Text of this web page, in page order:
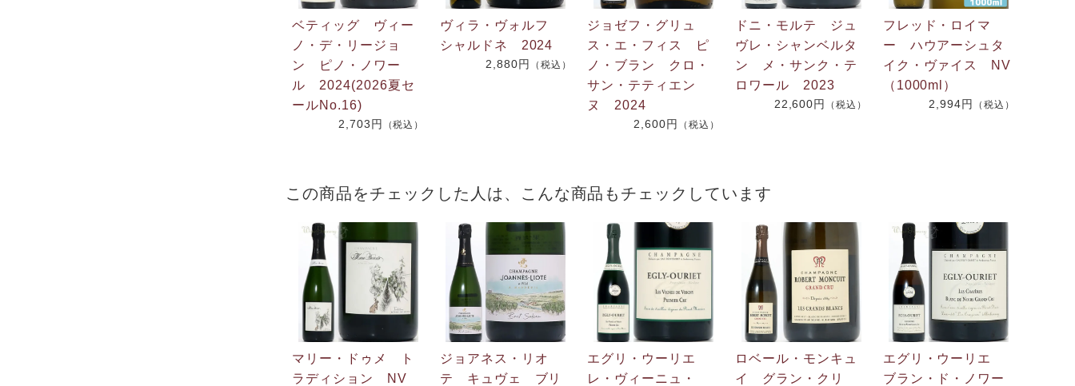
ベティッグ ヴィー
ノ・デ・リージョ
ン ピノ・ノワー
ル 2024(2026夏セ
ールNo.16)
2,703円 （税込）
ヴィラ・ヴォルフ
シャルドネ 2024
2,880円 （税込）
ジョゼフ・グリュ
ス・エ・フィス ピ
ノ・ブラン クロ・
サン・テティエン
ヌ 2024
2,600円 （税込）
ドニ・モルテ ジュ
ヴレ・シャンベルタ
ン メ・サンク・テ
ロワール 2023
22,600円 （税込）
フレッド・ロイマ
ー ハウアーシュタ
イク・ヴァイス NV
（1000ml）
2,994円 （税込）
この商品をチェックした人は、こんな商品もチェックしています
マリー・ドゥメ ト
ラディション NV
ジョアネス・リオ
テ キュヴェ ブリ
エグリ・ウーリエ
レ・ヴィーニュ・
ロベール・モンキュ
イ グラン・クリ
エグリ・ウーリエ
ブラン・ド・ノワー